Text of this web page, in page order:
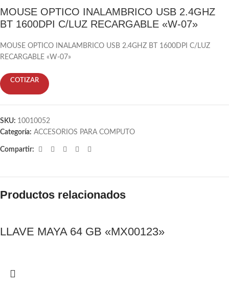
MOUSE OPTICO INALAMBRICO USB 2.4GHZ
BT 1600DPI C/LUZ RECARGABLE «W-07»
MOUSE OPTICO INALAMBRICO USB 2.4GHZ BT 1600DPI C/LUZ
RECARGABLE «W-07»
COTIZAR
SKU: 10010052
Categoría: ACCESORIOS PARA COMPUTO
Compartir:
Productos relacionados
LLAVE MAYA 64 GB «MX00123»